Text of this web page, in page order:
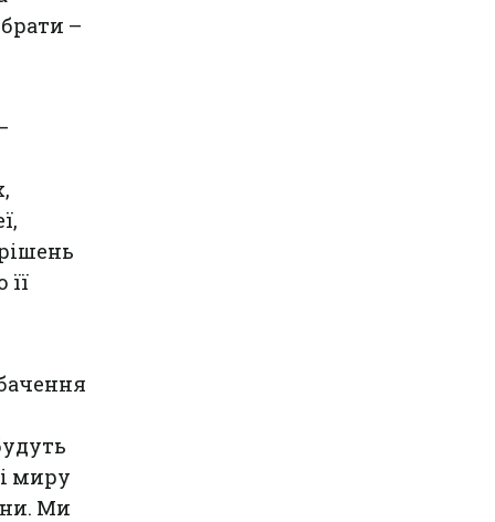
–
миру
Ми